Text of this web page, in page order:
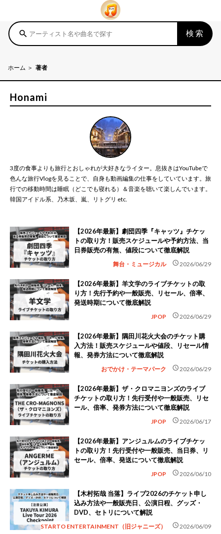
search 検索
ホーム 著者
Honami
3度の食事よりも旅行とおしゃれが大好きなライター。息抜きはYouTubeで
色んな旅行Vlogを見ることで、自身も動画編集の仕事をしていています。旅
行での移動時間は睡眠（どこでも寝れる）＆音楽を聴いて楽しんでいます。
韓国アイドル系、乃木坂、嵐、リトグリ etc.
【2026年最新】劇団四季『キャッツ』チケッ
トの取り方！販売スケジュールや予約方法、当
日券販売の有無、値段について徹底解説
舞台・ミュージカル schedule2026/06/29
【2026年最新】羊文学のライブチケットの取
り方！先行予約や一般販売、リセール、倍率、
発送時期について徹底解説
JPOP schedule2026/06/29
【2026年最新】隅田川花火大会のチケット購
入方法！販売スケジュールや値段、リセール情
報、発券方法について徹底解説
おでかけ・テーマパーク schedule2026/06/29
【2026年最新】ザ・クロマニヨンズのライブ
チケットの取り方！先行受付や一般販売、リセ
ール、倍率、発券方法について徹底解説
JPOP schedule2026/06/17
【2026年最新】アンジュルムのライブチケッ
トの取り方！先行受付や一般販売、当日券、リ
セール、倍率、発送について徹底解説
JPOP schedule2026/06/10
【木村拓哉 当落】ライブ2026のチケット申し
込み方法や一般販売日、公演日程、グッズ・
DVD、セトリについて解説
STARTO ENTERTAINMENT（旧ジャニーズ） schedule2026/06/09